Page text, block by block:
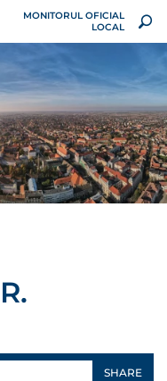
MONITORUL OFICIAL
LOCAL
SHARE